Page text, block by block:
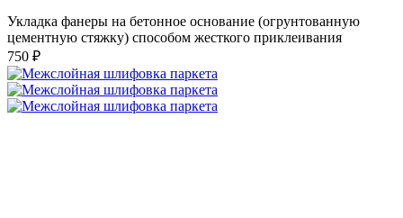
Укладка фанеры на бетонное основание (огрунтованную
цементную стяжку) способом жесткого приклеивания
750 ₽